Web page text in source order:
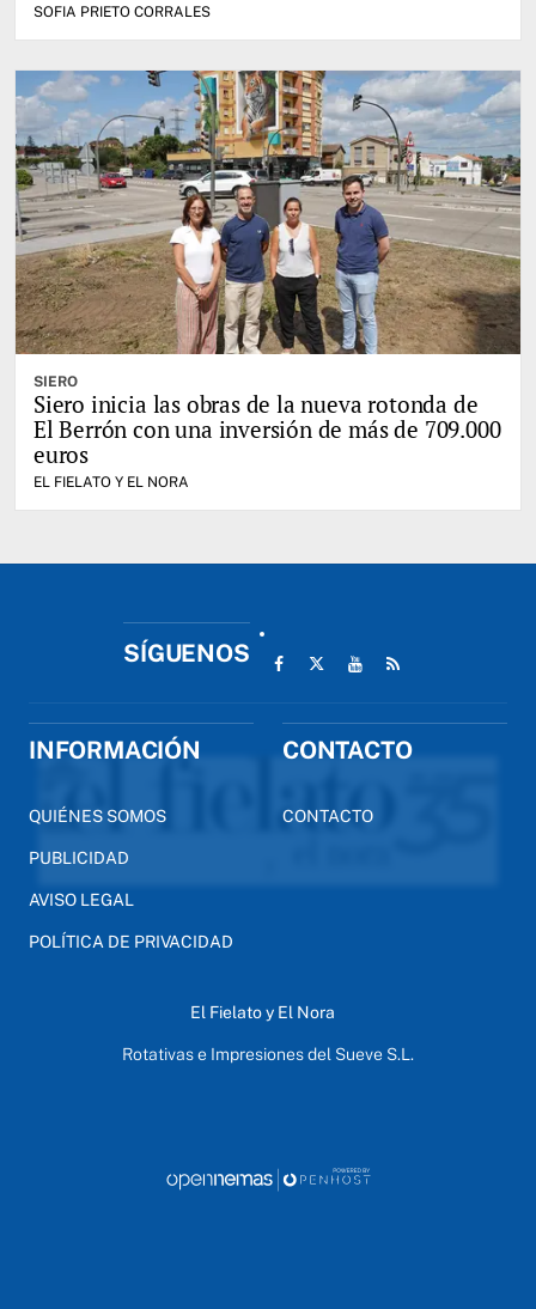
SOFIA PRIETO CORRALES
SIERO
Siero inicia las obras de la nueva rotonda de
El Berrón con una inversión de más de 709.000
euros
EL FIELATO Y EL NORA
SÍGUENOS
INFORMACIÓN
QUIÉNES SOMOS
PUBLICIDAD
AVISO LEGAL
POLÍTICA DE PRIVACIDAD
CONTACTO
CONTACTO
El Fielato y El Nora
Rotativas e Impresiones del Sueve S.L.